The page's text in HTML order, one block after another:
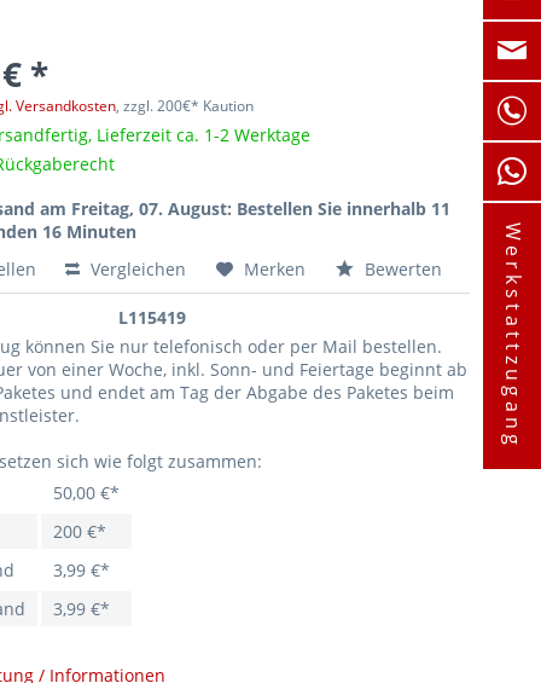
*
Versandkosten, zzgl. 200€* Kaution
Lieferzeit ca. 1-2 Werktage
am Freitag, 07. August: Bestellen Sie innerhalb 11
16 Minuten
Vergleichen Merken Bewerten
L115419
können Sie nur telefonisch oder per Mail bestellen.
von einer Woche, inkl. Sonn- und Feiertage beginnt ab
und endet am Tag der Abgabe des Paketes beim
sich wie folgt zusammen:
50,00 €*
200 €*
3,99 €*
3,99 €*
/ Informationen
Werkstattzugang